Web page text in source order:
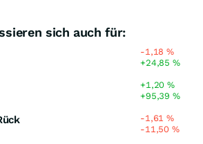
sich auch für:
-1,18%
+24,85%
+1,20%
+95,39%
-1,61%
-11,50%